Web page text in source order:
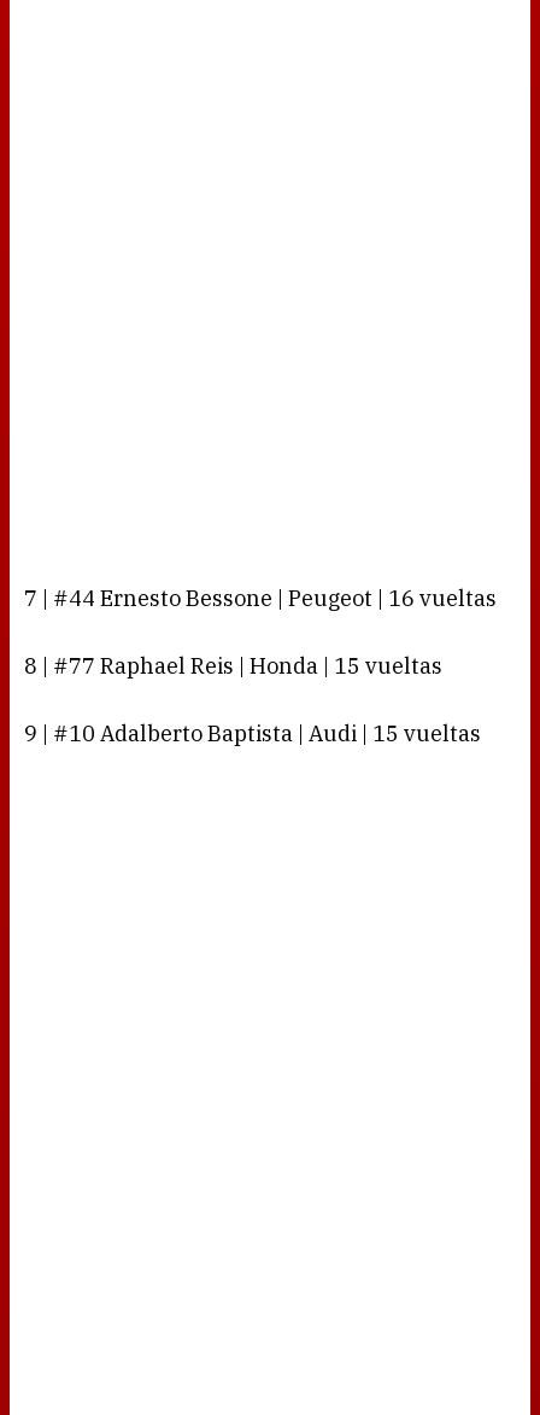
7 | #44 Ernesto Bessone | Peugeot | 16 vueltas
8 | #77 Raphael Reis | Honda | 15 vueltas
9 | #10 Adalberto Baptista | Audi | 15 vueltas